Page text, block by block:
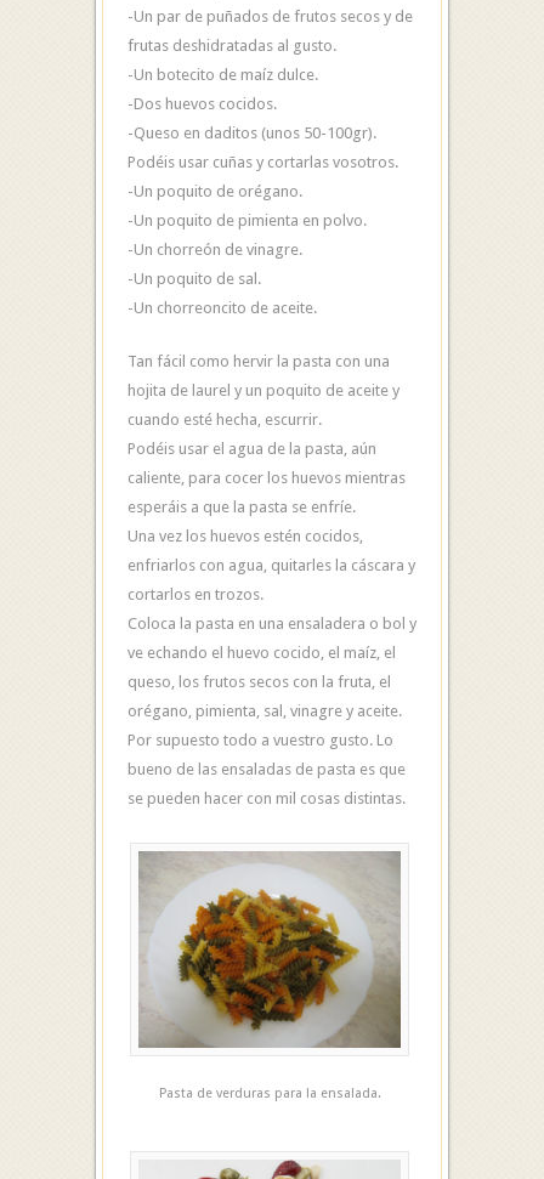
-Un par de puñados de frutos secos y de
frutas deshidratadas al gusto.
-Un botecito de maíz dulce.
-Dos huevos cocidos.
-Queso en daditos (unos 50-100gr).
Podéis usar cuñas y cortarlas vosotros.
-Un poquito de orégano.
-Un poquito de pimienta en polvo.
-Un chorreón de vinagre.
-Un poquito de sal.
-Un chorreoncito de aceite.
Tan fácil como hervir la pasta con una
hojita de laurel y un poquito de aceite y
cuando esté hecha, escurrir.
Podéis usar el agua de la pasta, aún
caliente, para cocer los huevos mientras
esperáis a que la pasta se enfríe.
Una vez los huevos estén cocidos,
enfriarlos con agua, quitarles la cáscara y
cortarlos en trozos.
Coloca la pasta en una ensaladera o bol y
ve echando el huevo cocido, el maíz, el
queso, los frutos secos con la fruta, el
orégano, pimienta, sal, vinagre y aceite.
Por supuesto todo a vuestro gusto. Lo
bueno de las ensaladas de pasta es que
se pueden hacer con mil cosas distintas.
Pasta de verduras para la ensalada.